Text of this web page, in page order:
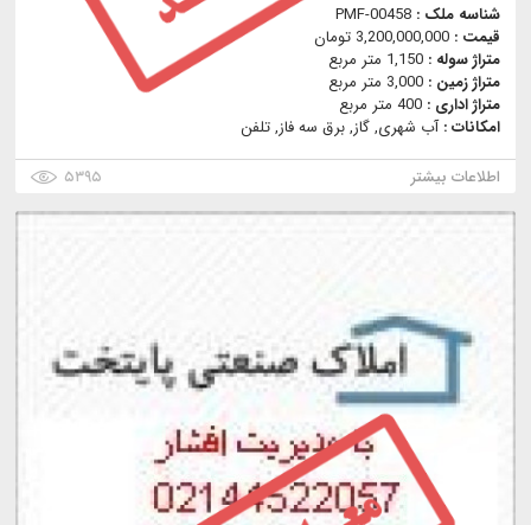
شناسه ملک : PMF-00458
قیمت : 3,200,000,000 تومان
متراژ سوله : 1,150 متر مربع
متراژ زمین : 3,000 متر مربع
متراژ اداری : 400 متر مربع
امکانات :آب شهری, گاز, برق سه فاز, تلفن
اطلاعات بیشتر
۵۳۹۵